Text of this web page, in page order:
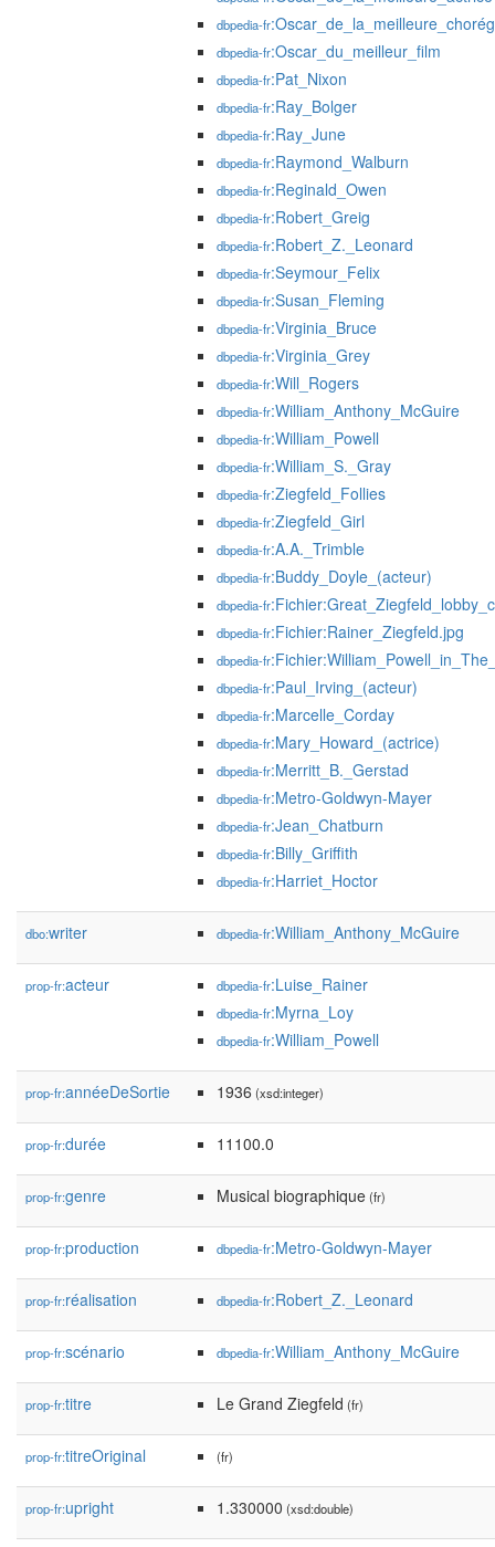
dbpedia-fr
dbpedia-fr:Oscar_du_meilleur_film
dbpedia-fr:Pat_Nixon
dbpedia-fr:Ray_Bolger
dbpedia-fr:Ray_June
dbpedia-fr:Raymond_Walburn
dbpedia-fr:Reginald_Owen
dbpedia-fr:Robert_Greig
dbpedia-fr:Robert_Z._Leonard
dbpedia-fr:Seymour_Felix
dbpedia-fr:Susan_Fleming
dbpedia-fr:Virginia_Bruce
dbpedia-fr:Virginia_Grey
dbpedia-fr:Will_Rogers
dbpedia-fr:William_Anthony_McGuire
dbpedia-fr:William_Powell
dbpedia-fr:William_S._Gray
dbpedia-fr:Ziegfeld_Follies
dbpedia-fr:Ziegfeld_Girl
dbpedia-fr:A.A._Trimble
dbpedia-fr:Buddy_Doyle_(acteur)
dbpedia-fr
dbpedia-fr:Fichier:Rainer_Ziegfeld.jpg
dbpedia-fr
dbpedia-fr:Paul_Irving_(acteur)
dbpedia-fr:Marcelle_Corday
dbpedia-fr:Mary_Howard_(actrice)
dbpedia-fr:Merritt_B._Gerstad
dbpedia-fr:Metro-Goldwyn-Mayer
dbpedia-fr:Jean_Chatburn
dbpedia-fr:Billy_Griffith
dbpedia-fr:Harriet_Hoctor
dbo:writer dbpedia-fr:William_Anthony_McGuire
prop-fr:acteur dbpedia-fr:Luise_Rainer
dbpedia-fr:Myrna_Loy
dbpedia-fr:William_Powell
prop-fr:annéeDeSortie 1936 (xsd:integer)
prop-fr:durée 11100.0
prop-fr:genre Musical biographique(fr)
prop-fr:production dbpedia-fr:Metro-Goldwyn-Mayer
prop-fr:réalisation dbpedia-fr:Robert_Z._Leonard
prop-fr:scénario dbpedia-fr:William_Anthony_McGuire
prop-fr:titre Le Grand Ziegfeld (fr)
prop-fr:titreOriginal (fr)
prop-fr:upright 1.330000 (xsd:double)